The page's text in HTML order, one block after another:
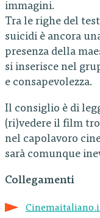
immagini.
Tra le righe del
suicidi è ancora
presenza della
si inserisce nel
e consapevolezza.
Il consiglio è di
(ri)vedere il film
nel capolavoro
sarà comunque
Collegamenti